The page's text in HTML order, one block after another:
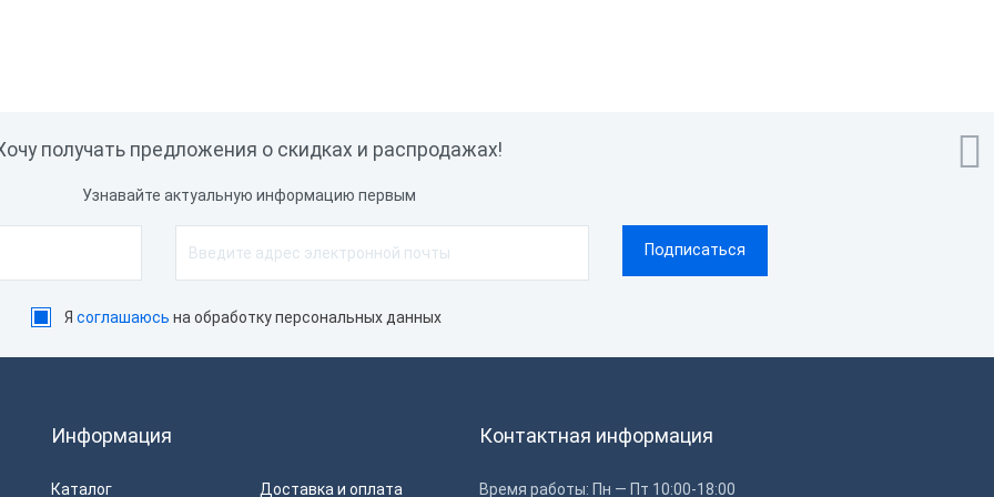
1.8 ГГц 1.83 ГГц

получать предложения о скидках и распродажах!
Узнавайте актуальную информацию первым
Я соглашаюсь на обработку персональных данных
Информация
Каталог Доставка и оплата
Контактная информация
Время работы: Пн — Пт 10:00-18:00